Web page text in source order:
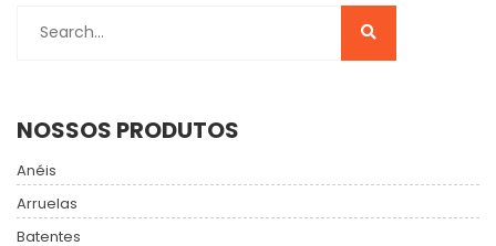
NOSSOS PRODUTOS
Anéis
Arruelas
Batentes